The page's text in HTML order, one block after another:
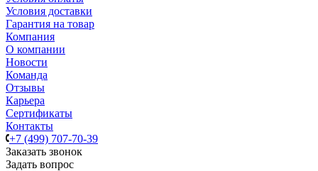
Условия доставки
Гарантия на товар
Компания
О компании
Новости
Команда
Отзывы
Карьера
Сертификаты
Контакты
+7 (499) 707-70-39
Заказать звонок
Задать вопрос